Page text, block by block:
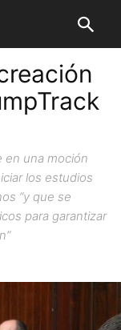
en una moción
los estudios
“y que se
para garantizar